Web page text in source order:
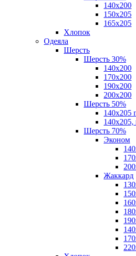
140x200
150х205
165х205
Хлопок
Одеяла
Шерсть
Шерсть 30%
140х200
170х200
190х200
200х200
Шерсть 50%
140х205
140х205,
Шерсть 70%
Эконом
Жаккард